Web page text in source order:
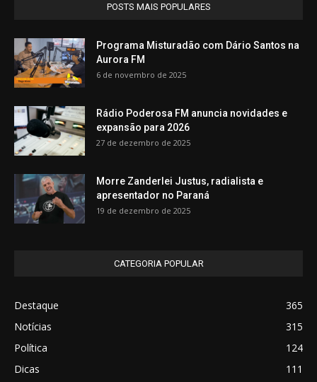
POSTS MAIS POPULARES
Programa Misturadão com Dário Santos na
Aurora FM
6 de novembro de 2025
Rádio Poderosa FM anuncia novidades e
expansão para 2026
27 de dezembro de 2025
Morre Zanderlei Justus, radialista e
apresentador no Paraná
19 de dezembro de 2025
CATEGORIA POPULAR
Destaque
365
Notícias
315
Política
124
Dicas
111